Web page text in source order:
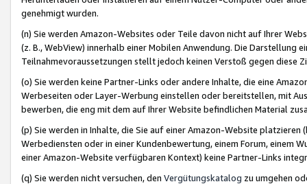
genehmigt wurden.
(n) Sie werden Amazon-Websites oder Teile davon nicht auf Ihrer
(z. B., WebView) innerhalb einer Mobilen Anwendung. Die Darstellung
Teilnahmevoraussetzungen stellt jedoch keinen Verstoß gegen diese
(o) Sie werden keine Partner-Links oder andere Inhalte, die eine
Werbeseiten oder Layer-Werbung einstellen oder bereitstellen, mit
bewerben, die eng mit dem auf Ihrer Website befindlichen Material
(p) Sie werden in Inhalte, die Sie auf einer Amazon-Website
Werbediensten oder in einer Kundenbewertung, einem Forum, einem
einer Amazon-Website verfügbaren Kontext) keine Partner-Links
(q) Sie werden nicht versuchen, den Vergütungskatalog zu umgehen